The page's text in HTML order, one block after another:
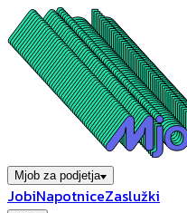
Mjob za podjetja
JobiNapotniceZaslužki